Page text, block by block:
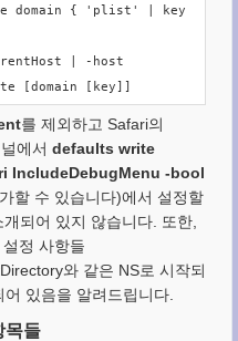
domain { 'plist' | key
| -host
[domain [key]]
를 제외하고 Safari의
에서 defaults write
IncludeDebugMenu -bool
할 수 있습니다)에서 설정할
되어 있지 않습니다. 또한,
정 사항들
와 같은 NS로 시작되
있음을 알려드립니다.
목들